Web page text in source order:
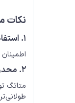
نکات
۱. استفاده از محتوای جذاب:
۲. محدودیت تعداد کاراکتر: